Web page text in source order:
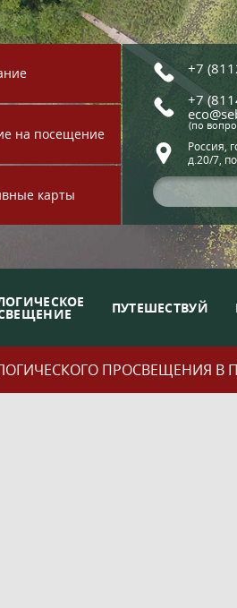
на посещение
карты
+7
+7
(по
Россия,
д.20/7,
ПУТЕШЕСТВУЙ
ПРОСВЕЩЕНИЯ В